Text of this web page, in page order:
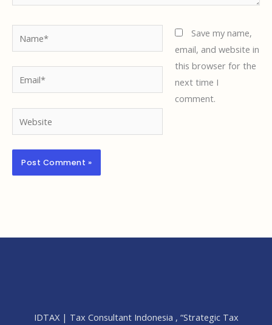
Save my name,
email, and website in
this browser for the
next time I
comment.
IDTAX | Tax Consultant Indonesia , “Strategic Tax